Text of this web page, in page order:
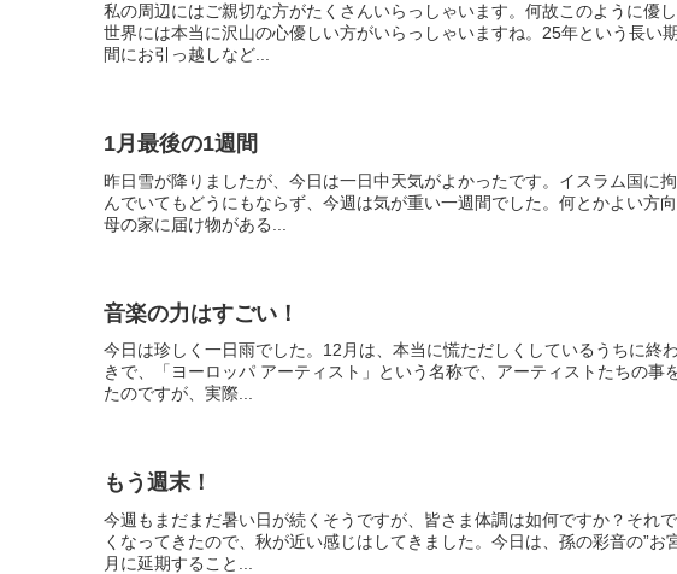
私の周辺にはご親切な方がたくさんいらっしゃいます。何故このように優
世界には本当に沢山の心優しい方がいらっしゃいますね。25年という長い
間にお引っ越しなど...
1月最後の1週間
昨日雪が降りましたが、今日は一日中天気がよかったです。イスラム国に
んでいてもどうにもならず、今週は気が重い一週間でした。何とかよい方
母の家に届け物がある...
音楽の力はすごい！
今日は珍しく一日雨でした。12月は、本当に慌ただしくしているうちに終
きで、「ヨーロッパ アーティスト」という名称で、アーティストたちの事
たのですが、実際...
もう週末！
今週もまだまだ暑い日が続くそうですが、皆さま体調は如何ですか？それ
くなってきたので、秋が近い感じはしてきました。今日は、孫の彩音の”
月に延期すること...